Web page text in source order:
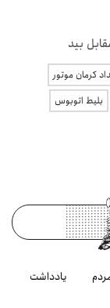
بید
کرمان موتور
بلیط اتوبوس
یادداشت